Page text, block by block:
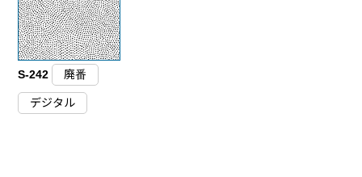
S-242 廃番
デジタル